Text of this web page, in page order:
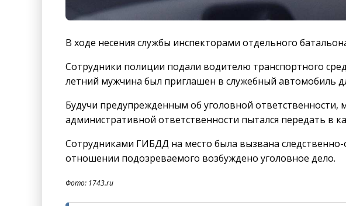
В ходе несения службы инспекторами отдельного
Сотрудники полиции подали водителю транспортного
летний мужчина был приглашен в служебный автомобиль
Будучи предупрежденным об уголовной ответственности,
административной ответственности пытался передать в
Сотрудниками ГИБДД на место была вызвана
отношении подозреваемого возбуждено уголовное дело.
Фото: 1743.ru